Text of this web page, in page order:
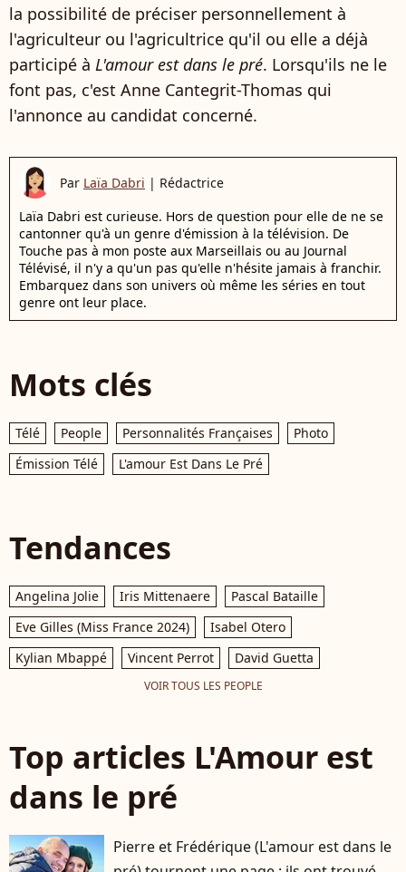
la possibilité de préciser personnellement à
l'agriculteur ou l'agricultrice qu'il ou elle a déjà
participé à L'amour est dans le pré. Lorsqu'ils ne le
font pas, c'est Anne Cantegrit-Thomas qui
l'annonce au candidat concerné.
Par Laïa Dabri | Rédactrice
Laïa Dabri est curieuse. Hors de question pour elle de ne se
cantonner qu'à un genre d'émission à la télévision. De
Touche pas à mon poste aux Marseillais ou au Journal
Télévisé, il n'y a qu'un pas qu'elle n'hésite jamais à franchir.
Embarquez dans son univers où même les séries en tout
genre ont leur place.
Mots clés
Télé People Personnalités Françaises
Photo
Émission Télé
L'amour Est Dans Le Pré
Tendances
Angelina Jolie Iris Mittenaere
Pascal Bataille
Eve Gilles (Miss France 2024)
Isabel Otero
Kylian Mbappé
Vincent Perrot David Guetta
VOIR TOUS LES PEOPLE
Top articles L'Amour est
dans le pré
Pierre et Frédérique (L'amour est dans le